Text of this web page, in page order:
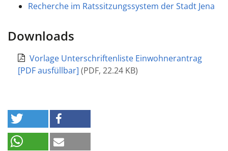
Recherche im Ratssitzungssystem der Stadt Jena
Downloads
Vorlage Unterschriftenliste Einwohnerantrag
[PDF ausfüllbar] (PDF, 22.24 KB)